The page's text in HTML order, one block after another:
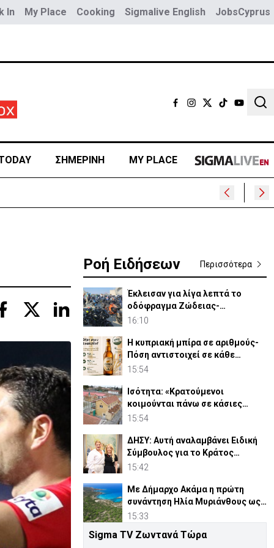
In My Place Cooking Sigmalive English JobsCyprus
ΣΗΜΕΡΙΝΗ MY PLACE
Ροή Ειδήσεων Περισσότερα
Έκλεισαν για λίγα λεπτά το
οδόφραγμα Ζώδειας-
Αστρομερίτη οι μοτοσικλετιστές
16:10
Η κυπριακή μπίρα σε αριθμούς-
Πόση αντιστοιχεί σε κάθε
κάτοικο
15:54
Ισότητα: «Κρατούμενοι
κοιμούνται πάνω σε κάσιες
πατατών - Η κατάσταση ξέφυγε»
15:54
ΔΗΣΥ: Αυτή αναλαμβάνει Ειδική
Σύμβουλος για το Κράτος
Δικαίου
15:42
Με Δήμαρχο Ακάμα η πρώτη
συνάντηση Ηλία Μυριάνθους ως
Επ. Περιβάλλοντος
15:33
Ελλάδα: Ποινή με αναστολή σε
Sigma TV Ζωντανά Τώρα